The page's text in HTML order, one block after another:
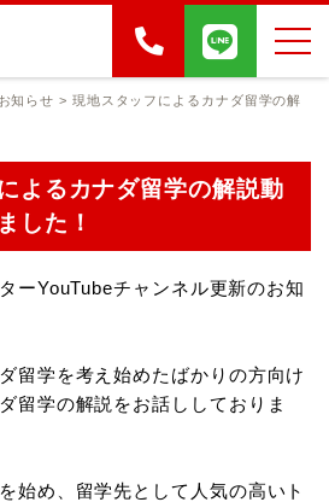
お知らせ > 現地スタッフによるカナダ留学の解
よるカナダ留学の解説動
した！
ーYouTubeチャンネル更新のお知
留学を考え始めたばかりの方向け
留学の解説をお話ししておりま
始め、留学先として人気の高いト